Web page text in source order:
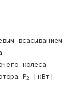
всасыванием
колеса
P2
[кВт]